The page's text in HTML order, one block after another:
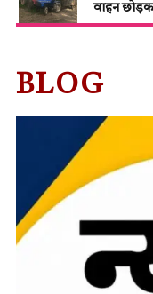
वाहन
BLOG